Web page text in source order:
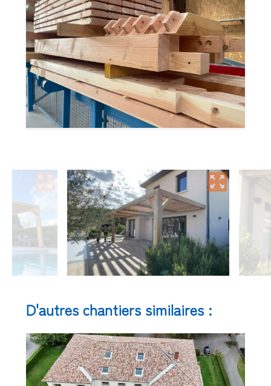
D'autres chantiers similaires :